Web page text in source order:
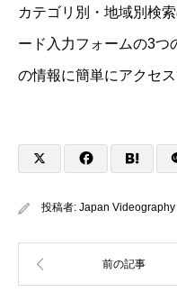
カテゴリ別・地域別検
ード入力フォームの3つ
の情報に簡単にアクセス
投稿者: Japan Videography